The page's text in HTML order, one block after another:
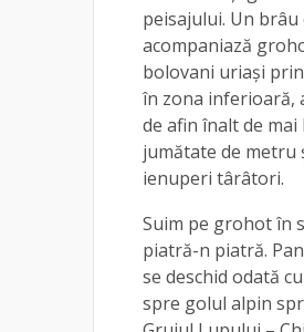
peisajului. Un brâu
acompaniază
bolovani uriaşi
în zona inferioară,
de afin înalt de mai
jumătate de metru
ienuperi târâtori.
Suim pe grohot în
piatră-n piatră.
se deschid odată
spre golul alpin